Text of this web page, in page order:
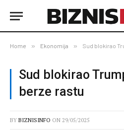
Home » Ekonomija » Sud blokirao
Sud blokirao
berze rastu
BY BIZNISINFO ON 29/05/2025